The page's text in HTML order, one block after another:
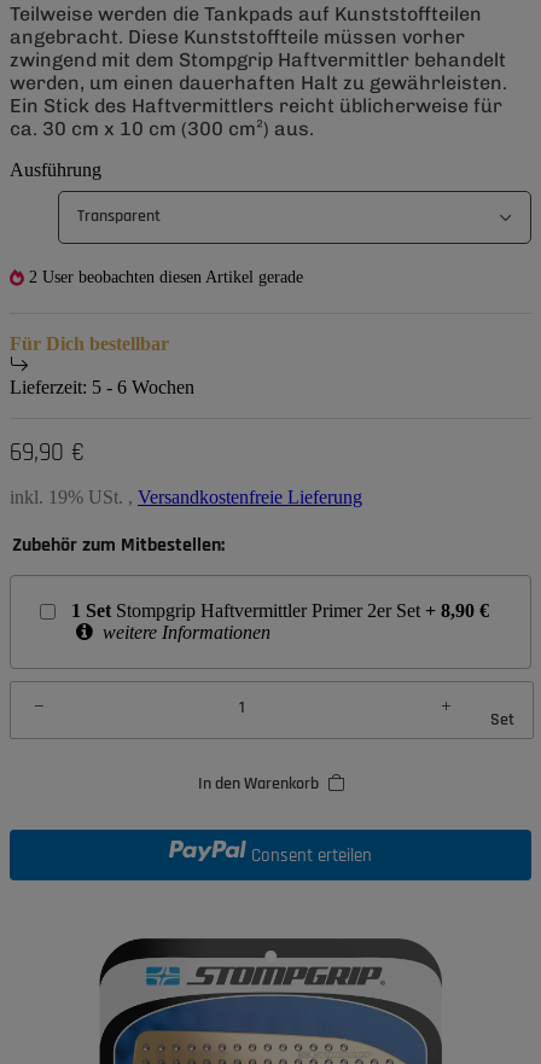
Teilweise werden die Tankpads auf Kunststoffteilen
angebracht. Diese Kunststoffteile müssen vorher
zwingend mit dem Stompgrip Haftvermittler behandelt
werden, um einen dauerhaften Halt zu gewährleisten.
Ein Stick des Haftvermittlers reicht üblicherweise für
ca. 30 cm x 10 cm (300 cm²) aus.
Ausführung
Transparent
2 User beobachten diesen Artikel gerade
Für Dich bestellbar
Lieferzeit: 5 - 6 Wochen
69,90 €
inkl. 19% USt. , Versandkostenfreie Lieferung
Zubehör zum Mitbestellen:
1 Set Stompgrip Haftvermittler Primer 2er Set + 8,90 €
weitere Informationen
Set
In den Warenkorb
Consent erteilen